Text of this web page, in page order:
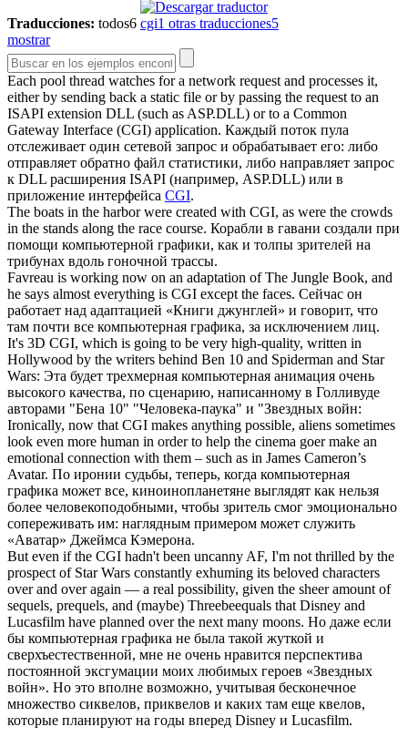
Traducciones: todos6 cgi1 otras traducciones5
mostrar
Each pool thread watches for a network request and processes it,
either by sending back a static file or by passing the request to an
ISAPI extension DLL (such as ASP.DLL) or to a Common
Gateway Interface (CGI) application. Каждый поток пула
отслеживает один сетевой запрос и обрабатывает его: либо
отправляет обратно файл статистики, либо направляет запрос
к DLL расширения ISAPI (например, ASP.DLL) или в
приложение интерфейса CGI.
The boats in the harbor were created with CGI, as were the crowds
in the stands along the race course. Корабли в гавани создали при
помощи компьютерной графики, как и толпы зрителей на
трибунах вдоль гоночной трассы.
Favreau is working now on an adaptation of The Jungle Book, and
he says almost everything is CGI except the faces. Сейчас он
работает над адаптацией «Книги джунглей» и говорит, что
там почти все компьютерная графика, за исключением лиц.
It's 3D CGI, which is going to be very high-quality, written in
Hollywood by the writers behind Ben 10 and Spiderman and Star
Wars: Эта будет трехмерная компьютерная анимация очень
высокого качества, по сценарию, написанному в Голливуде
авторами "Бена 10" "Человека-паука" и "Звездных войн:
Ironically, now thatCGI makes anything possible, aliens sometimes
look even more human in order to help the cinema goer make an
emotional connection with them – such as in James Cameron’s
Avatar. По иронии судьбы, теперь, когда компьютерная
графика может все, киноинопланетяне выглядят как нельзя
более человекоподобными, чтобы зритель смог эмоционально
сопереживать им: наглядным примером может служить
«Аватар» Джеймса Кэмерона.
But even if the CGI hadn't been uncanny AF, I'm not thrilled by the
prospect of Star Wars constantly exhuming its beloved characters
over and over again — a real possibility, given the sheer amount of
sequels, prequels, and (maybe) Threebeequals that Disney and
Lucasfilm have planned over the next many moons. Но даже если
бы компьютерная графика не была такой жуткой и
сверхъестественной, мне не очень нравится перспектива
постоянной эксгумации моих любимых героев «Звездных
войн». Но это вполне возможно, учитывая бесконечное
множество сиквелов, приквелов и каких там еще квелов,
которые планируют на годы вперед Disney и Lucasfilm.